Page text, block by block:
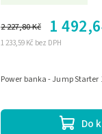
1 233,59 Kč bez DPH
2 227,80 Kč 1
Do
Power banka - Jump Starter